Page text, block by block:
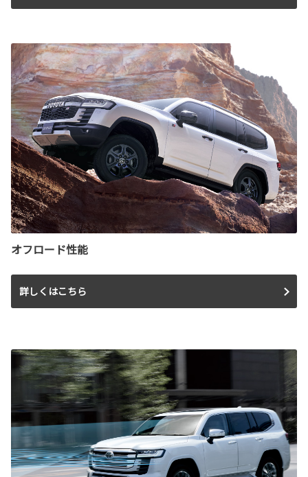
オフロード性能
詳しくはこちら